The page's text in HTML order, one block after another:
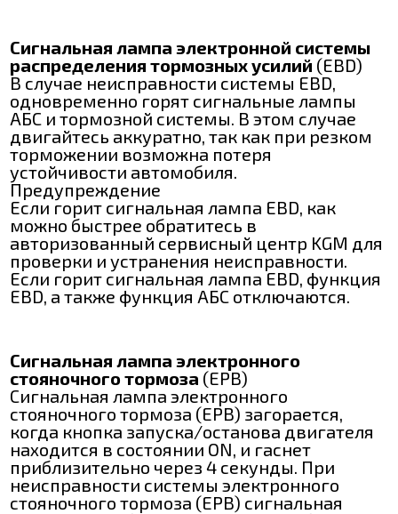
Сигнальная лампа электронной системы
распределения тормозных усилий (EBD)
В случае неисправности системы EBD,
одновременно горят сигнальные лампы
АБС и тормозной системы. В этом случае
двигайтесь аккуратно, так как при резком
торможении возможна потеря
устойчивости автомобиля.
Предупреждение
Если горит сигнальная лампа EBD, как
можно быстрее обратитесь в
авторизованный сервисный центр KGM для
проверки и устранения неисправности.
Если горит сигнальная лампа EBD, функция
EBD, а также функция АБС отключаются.
Сигнальная лампа электронного
стояночного тормоза (EPB)
Сигнальная лампа электронного
стояночного тормоза (EPB) загорается,
когда кнопка запуска/останова двигателя
находится в состоянии ON, и гаснет
приблизительно через 4 секунды. При
неисправности системы электронного
стояночного тормоза (EPB) сигнальная